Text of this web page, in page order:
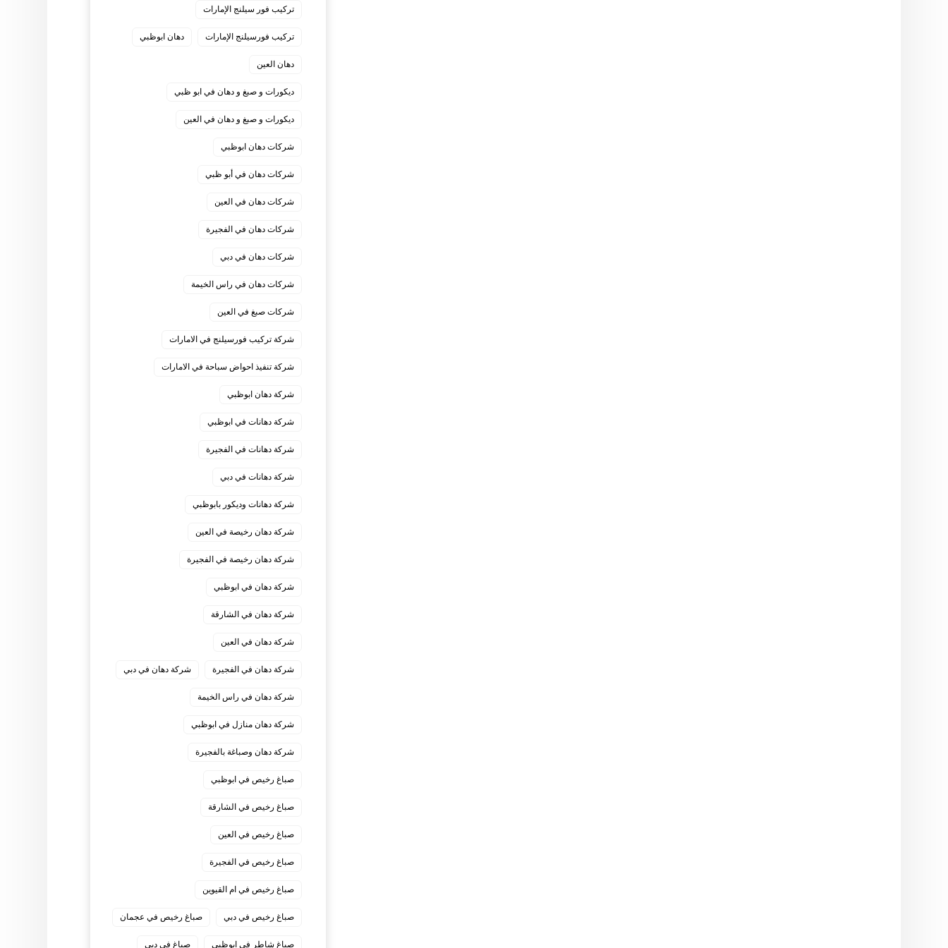
تركيب فور سيلنج الإمارات
تركيب فورسيلنج الإمارات دهان ابوظبي
دهان العين
ديكورات و صبغ و دهان في ابو ظبي
ديكورات و صبغ و دهان في العين
شركات دهان ابوظبي
شركات دهان في أبو ظبي
شركات دهان في العين
شركات دهان في الفجيرة
شركات دهان في دبي
شركات دهان في راس الخيمة
شركات صبغ في العين
شركة تركيب فورسيلنج في الامارات
شركة تنفيذ احواض سباحة في الامارات
شركة دهان ابوظبي
شركة دهانات في ابوظبي
شركة دهانات في الفجيرة
شركة دهانات في دبي
شركة دهانات وديكور بابوظبي
شركة دهان رخيصة في العين
شركة دهان رخيصة في الفجيرة
شركة دهان في ابوظبي
شركة دهان في الشارقة
شركة دهان في العين
شركة دهان في الفجيرة شركة دهان في دبي
شركة دهان في راس الخيمة
شركة دهان منازل في ابوظبي
شركة دهان وصباغة بالفجيرة
صباغ رخيص في ابوظبي
صباغ رخيص في الشارقة
صباغ رخيص في العين
صباغ رخيص في الفجيرة
صباغ رخيص في ام القيوين
صباغ رخيص في دبي صباغ رخيص في عجمان
صباغ شاطر في ابوظبي صباغ في دبي